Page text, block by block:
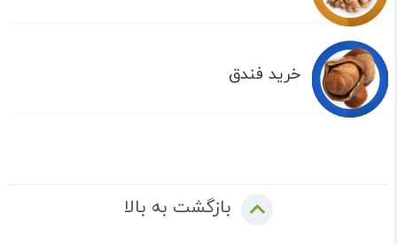
خرید فندق
بازگشت به بالا